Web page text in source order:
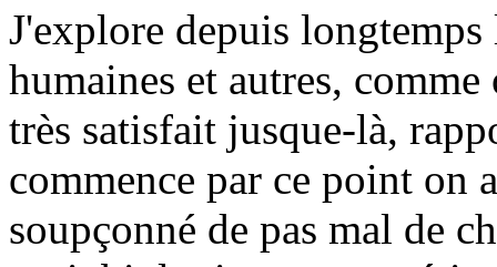
J'explore depuis longtemps
humaines et autres,
très satisfait jusque-là,
commence par ce point on
soupçonné de pas mal de